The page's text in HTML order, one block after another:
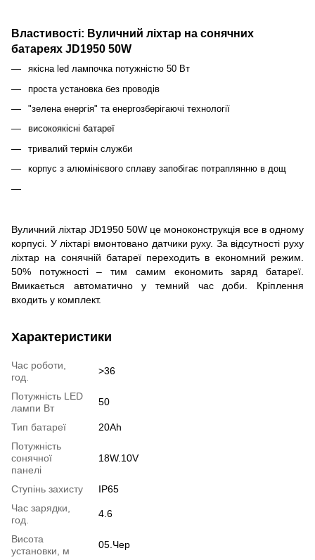
Властивості: Вуличний ліхтар на сонячних
батареях JD1950 50W
якісна led лампочка потужністю 50 Вт
проста установка без проводів
"зелена енергія" та енергозберігаючі технології
високоякісні батареї
тривалий термін служби
корпус з алюмінієвого сплаву запобігає потраплянню в дощ
Вуличний ліхтар JD1950 50W це моноконструкція все в одному
корпусі. У ліхтарі вмонтовано датчики руху. За відсутності руху
ліхтар на сонячній батареї переходить в економний режим.
50% потужності – тим самим економить заряд батареї.
Вмикається автоматично у темний час доби. Кріплення
входить у комплект.
Характеристики
Час роботи,
год.
>36
Потужність LED
лампи Вт
50
Тип батареї
20Ah
Потужність
сонячної
панелі
18W.10V
Ступінь захисту
IP65
Час зарядки,
год.
4.6
Висота
установки, м
05.Чер